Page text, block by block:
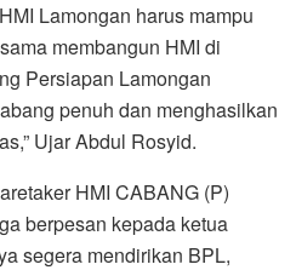
Lamongan harus mampu
membangun HMI di
Persiapan Lamongan
penuh dan menghasilkan
Ujar Abdul Rosyid.
HMI CABANG (P)
berpesan kepada ketua
segera mendirikan BPL,